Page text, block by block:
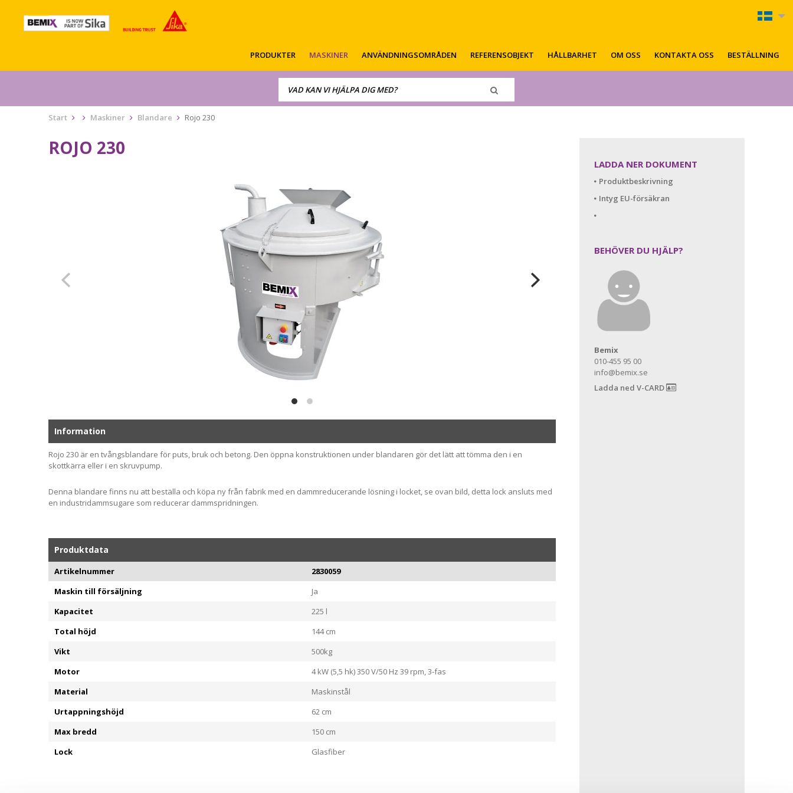
PRODUKTER MASKINER ANVÄNDNINGSOMRÅDEN REFERENSOBJEKT HÅLLBARHET OM OSS KONTAKTA OSS BESTÄLLNING
Start Maskiner Blandare Rojo 230
ROJO 230
Information
Rojo 230 är en tvångsblandare för puts, bruk och betong. Den öppna konstruktionen under blandaren gör det lätt att tömma den i en
skottkärra eller i en skruvpump.
Denna blandare finns nu att beställa och köpa ny från fabrik med en dammreducerande lösning i locket, se ovan bild, detta lock ansluts med
en industridammsugare som reducerar dammspridningen.
Produktdata
Artikelnummer
2830059
Maskin till försäljning
Ja
Kapacitet
225 l
Total höjd
144 cm
Vikt
500kg
Motor
4 kW (5,5 hk) 350 V/50 Hz 39 rpm, 3-fas
Material
Maskinstål
Urtappningshöjd
62 cm
Max bredd
150 cm
Lock
Glasfiber
LADDA NER DOKUMENT
Produktbeskrivning
Intyg EU-försäkran
BEHÖVER DU HJÄLP?
Bemix
010-455 95 00
info@bemix.se
Ladda ned V-CARD